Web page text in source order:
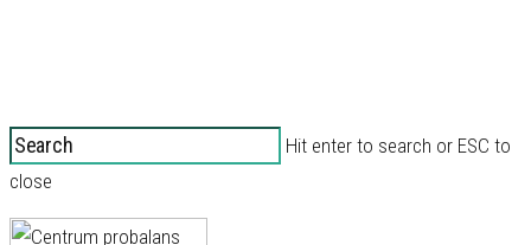
Hit enter to search or ESC to
close